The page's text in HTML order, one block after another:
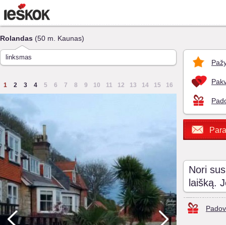
Rolandas (50 m. Kaunas)
linksmas
1 2 3 4 5 6 7 8 9 10 11 12 13 14 15 16
Nori
laišką.